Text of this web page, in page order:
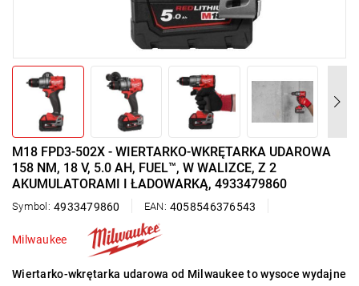
M18 FPD3-502X - WIERTARKO-WKRĘTARKA UDAROWA
158 NM, 18 V, 5.0 AH, FUEL™, W WALIZCE, Z 2
AKUMULATORAMI I ŁADOWARKĄ, 4933479860
Symbol: 4933479860 EAN: 4058546376543
Milwaukee
Wiertarko-wkrętarka udarowa od Milwaukee to wysoce wydajne